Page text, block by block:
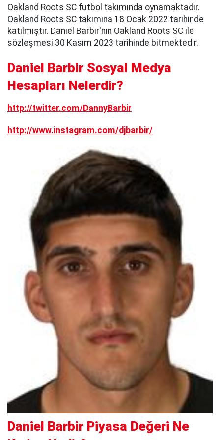
Oakland Roots SC futbol takımında oynamaktadır.
Oakland Roots SC takımına 18 Ocak 2022 tarihinde
katılmıştır. Daniel Barbir'nin Oakland Roots SC ile
sözleşmesi 30 Kasım 2023 tarihinde bitmektedir.
Daniel Barbir Sosyal Medya
Hesapları Nelerdir?
http://twitter.com/DannyBarbir
http://www.instagram.com/djbarbir/
Daniel Barbir Piyasa Değeri Ne